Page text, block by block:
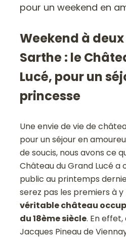
pour un weekend en
Weekend à
Sarthe : le
Lucé, pour un
princesse
Une envie de vie de
pour un séjour en
de soucis, nous avons ce
Château du Grand Lucé a
public au printemps
serez pas les premiers à y
véritable château
du 18ème siècle. En effet,
Jacques Pineau de